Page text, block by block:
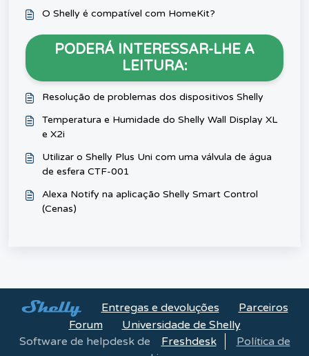
O Shelly é compatível com HomeKit?
PODERÁ INTERESSAR-LHE A
LEITURA:
Resolução de problemas dos dispositivos Shelly
Temperatura e Humidade do Shelly Wall Display XL
e X2i
Utilizar o Shelly Plus Uni com uma válvula de água
de esfera CTF-001
Alexa Notify na aplicação Shelly Smart Control
(Cenas)
Entregas e devoluções
Parceiros
Forum
Universidade de Shelly
Software de helpdesk de
Freshdesk
Política de